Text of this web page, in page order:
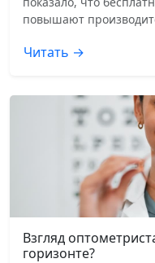
повышают
Читать →
Взгляд
горизонте?